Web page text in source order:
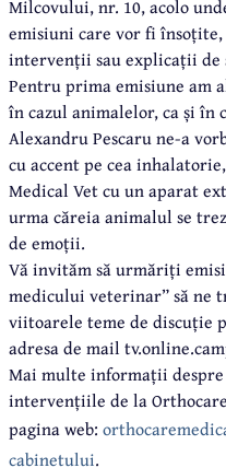
Milcovului, nr. 10, acolo
emisiuni care vor fi
intervenții sau explicații de
Pentru prima emisiune am
în cazul animalelor, ca și în
Alexandru Pescaru ne-a
cu accent pe cea
Medical Vet cu un aparat
urma căreia animalul se
de emoții.
Vă invităm să urmăriți
medicului veterinar” să ne
viitoarele teme de discuție
adresa de mail
Mai multe informații
intervențiile de la
pagina web:
cabinetului.